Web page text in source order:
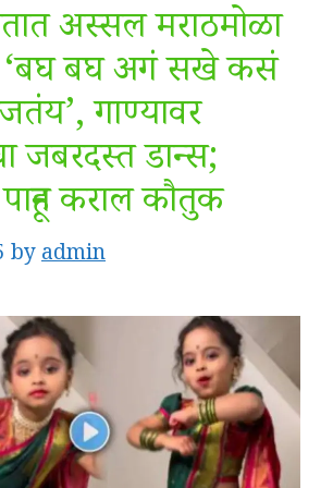
अस्सल मराठमोळा
‘बघ बघ अगं सखे कसं
गाण्यावर
जबरदस्त डान्स;
कराल कौतुक
byadmin